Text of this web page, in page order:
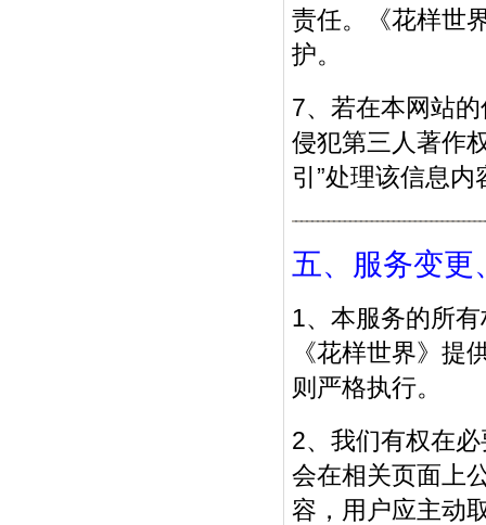
责任。《花样世
护。
7、若在本网站
侵犯第三人著作
引”处理该信息
五、服务变更
1、本服务的所
《花样世界》提
则严格执行。
2、我们有权在
会在相关页面上
容，用户应主动